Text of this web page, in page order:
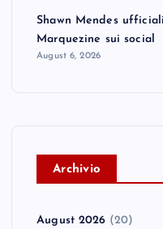
Shawn Mendes
Marquezine sui social
August 6, 2026
Archivio
August 2026 (20)